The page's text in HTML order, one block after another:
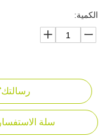
الكمية:
رسالتك
سلة